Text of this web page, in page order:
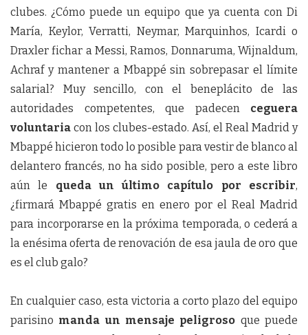
clubes. ¿Cómo puede un equipo que ya cuenta con Di
María, Keylor, Verratti, Neymar, Marquinhos, Icardi o
Draxler fichar a Messi, Ramos, Donnaruma, Wijnaldum,
Achraf y mantener a Mbappé sin sobrepasar el límite
salarial? Muy sencillo, con el beneplácito de las
autoridades competentes, que padecenceguera
voluntaria con los clubes-estado. Así, el Real Madrid y
Mbappé hicieron todo lo posible para vestir de blanco al
delantero francés, no ha sido posible, pero a este libro
aún le queda un último capítulo por escribir,
¿firmará Mbappé gratis en enero por el Real Madrid
para incorporarse en la próxima temporada, o cederá a
la enésima oferta de renovación de esa jaula de oro que
es el club galo?
En cualquier caso, esta victoria a corto plazo del equipo
parisino manda un mensaje peligroso que puede